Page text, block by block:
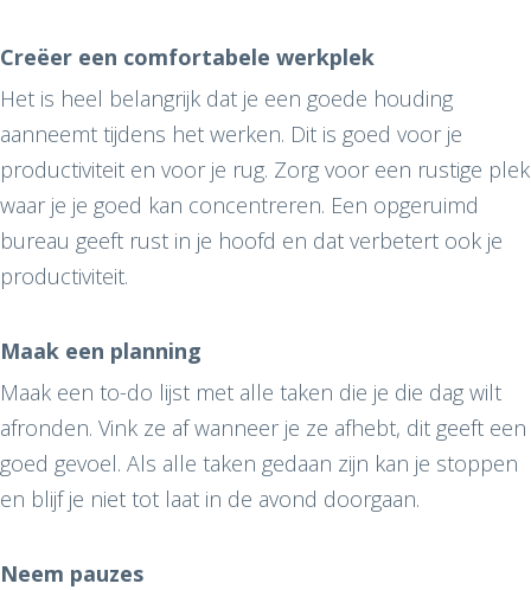
Creëer een comfortabele werkplek
Het is heel belangrijk dat je een goede houding
aanneemt tijdens het werken. Dit is goed voor je
productiviteit en voor je rug. Zorg voor een rustige plek
waar je je goed kan concentreren. Een opgeruimd
bureau geeft rust in je hoofd en dat verbetert ook je
productiviteit.
Maak een planning
Maak een to-do lijst met alle taken die je die dag wilt
afronden. Vink ze af wanneer je ze afhebt, dit geeft een
goed gevoel. Als alle taken gedaan zijn kan je stoppen
en blijf je niet tot laat in de avond doorgaan.
Neem pauzes